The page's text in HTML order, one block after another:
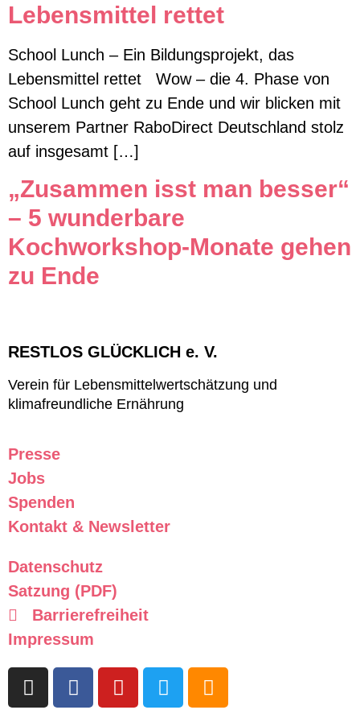
Lebensmittel rettet
School Lunch – Ein Bildungsprojekt, das
Lebensmittel rettet Wow – die 4. Phase von
School Lunch geht zu Ende und wir blicken mit
unserem Partner RaboDirect Deutschland stolz
auf insgesamt […]
„Zusammen isst man besser“
– 5 wunderbare
Kochworkshop-Monate gehen
zu Ende
RESTLOS GLÜCKLICH e. V.
Verein für Lebensmittelwertschätzung und
klimafreundliche Ernährung
Presse
Jobs
Spenden
Kontakt & Newsletter
Datenschutz
Satzung (PDF)
Barrierefreiheit
Impressum